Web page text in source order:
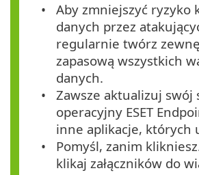
Aby zmniejszyć ryzyko
danych przez
regularnie twórz
zapasową wszystkich
danych.
Zawsze aktualizuj swój
operacyjny ESET
inne aplikacje, których
Pomyśl, zanim
klikaj załączników do